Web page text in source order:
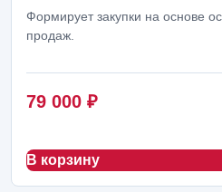
Формирует закупки на основе
продаж.
79 000 ₽
В корзину